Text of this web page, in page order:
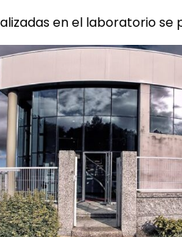
en el laboratorio